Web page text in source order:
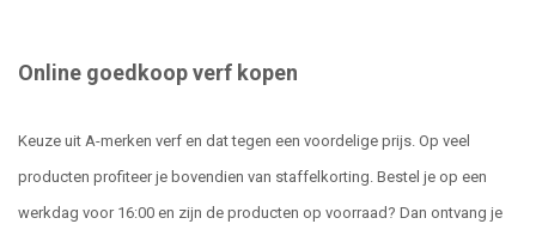
Online goedkoop verf kopen
Keuze uit A-merken verf en dat tegen een voordelige prijs. Op veel
producten profiteer je bovendien van staffelkorting. Bestel je op een
werkdag voor 16:00 en zijn de producten op voorraad? Dan ontvang je